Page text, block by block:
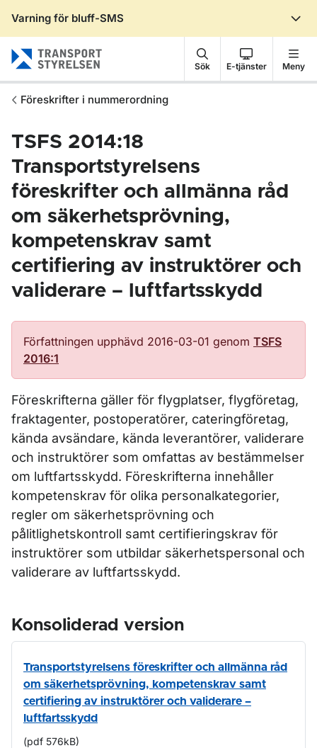
Varning för bluff-SMS
Sök E-tjänster Meny
Föreskrifter i nummerordning
TSFS 2014:18
Transportstyrelsens
föreskrifter och allmänna råd
om säkerhetsprövning,
kompetenskrav samt
certifiering av instruktörer och
validerare – luftfartsskydd
Författningen upphävd 2016-03-01 genom TSFS
2016:1
Föreskrifterna gäller för flygplatser, flygföretag,
fraktagenter, postoperatörer, cateringföretag,
kända avsändare, kända leverantörer, validerare
och instruktörer som omfattas av bestämmelser
om luftfartsskydd. Föreskrifterna innehåller
kompetenskrav för olika personalkategorier,
regler om säkerhetsprövning och
pålitlighetskontroll samt certifieringskrav för
instruktörer som utbildar säkerhetspersonal och
validerare av luftfartsskydd.
Konsoliderad version
Transportstyrelsens föreskrifter och allmänna råd
om säkerhetsprövning, kompetenskrav samt
certifiering av instruktörer och validerare –
luftfartsskydd
(pdf 576kB)